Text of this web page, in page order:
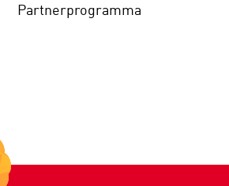
Partnerprogramma